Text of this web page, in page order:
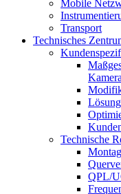
Mobile
Transport
Technisches
Technische
QPL/